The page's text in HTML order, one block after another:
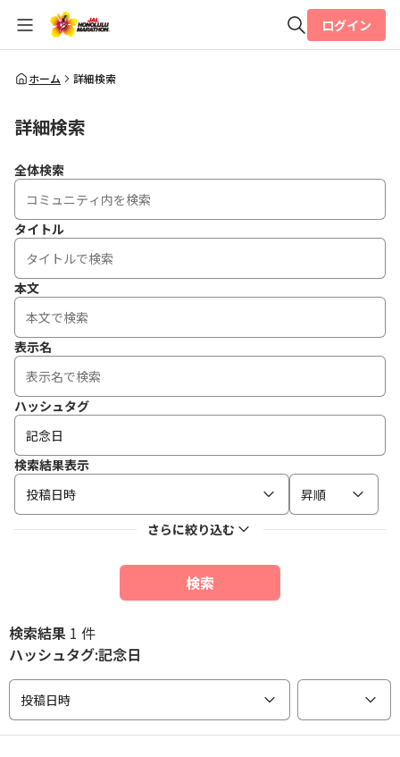
全体検索
ログイン
ホーム 詳細検索
詳細検索
全体検索
タイトル
本文
表示名
ハッシュタグ
検索結果表示
投稿日時
昇順
さらに絞り込む
検索
検索結果 1 件
ハッシュタグ:記念日
投稿日時